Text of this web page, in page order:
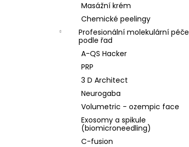
Masážní krém
Chemické peelingy
Profesionální molekulární péče
podle řad
A-QS Hacker
PRP
3 D Architect
Neurogaba
Volumetric - ozempic face
Exosomy a spikule
(biomicroneedling)
C-fusion